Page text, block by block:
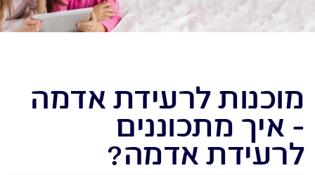
שירותים
אני רוצה לקבל הצעה אונליין
מוכנות לרעידת אדמה
- איך מתכוננים
לרעידת אדמה?